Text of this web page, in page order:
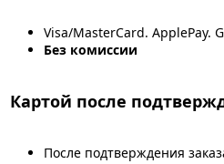
Visa/MasterCard. ApplePay.
Без комиссии
Картой после
После подтверждения